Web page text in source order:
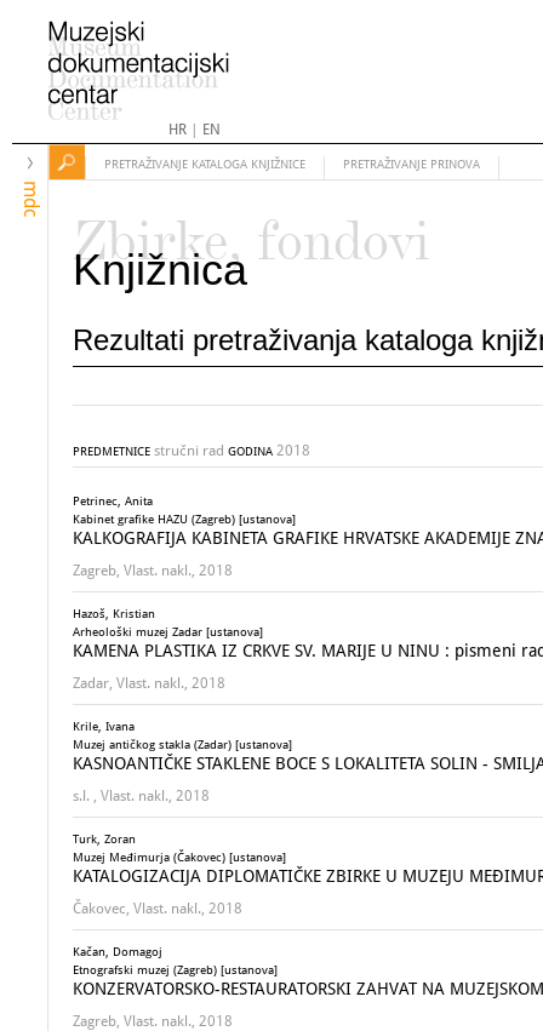
HR| EN
mdc
PRETRAŽIVANJE KATALOGA KNJIŽNICE PRETRAŽIVANJE PRINOVA
Zbirke, fondovi
Knjižnica
Rezultati pretraživanja kataloga
PREDMETNICE stručni rad GODINA 2018
Petrinec, Anita
Kabinet grafike HAZU (Zagreb) [ustanova]
KALKOGRAFIJA KABINETA GRAFIKE HRVATSKE AKADEMIJE
Zagreb, Vlast. nakl., 2018
Hazoš, Kristian
Arheološki muzej Zadar [ustanova]
KAMENA PLASTIKA IZ CRKVE SV. MARIJE U NINU : pismeni
Zadar, Vlast. nakl., 2018
Krile, Ivana
Muzej antičkog stakla (Zadar) [ustanova]
KASNOANTIČKE STAKLENE BOCE S LOKALITETA SOLIN -
s.l. , Vlast. nakl., 2018
Turk, Zoran
Muzej Međimurja (Čakovec) [ustanova]
KATALOGIZACIJA DIPLOMATIČKE ZBIRKE U MUZEJU
Čakovec, Vlast. nakl., 2018
Kačan, Domagoj
Etnografski muzej (Zagreb) [ustanova]
KONZERVATORSKO-RESTAURATORSKI ZAHVAT NA
Zagreb, Vlast. nakl., 2018